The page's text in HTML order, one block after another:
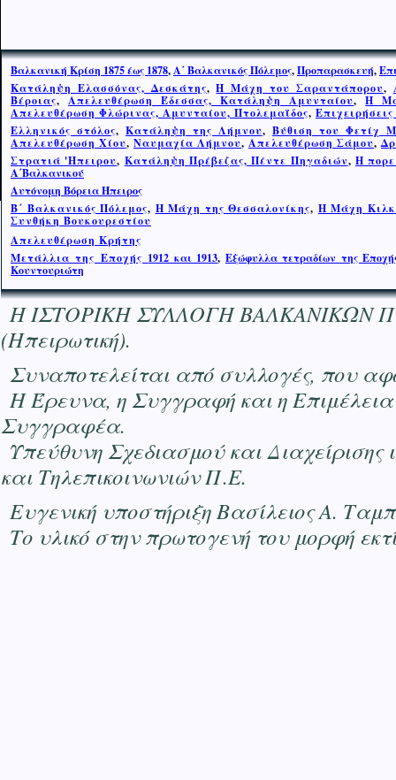
Βαλκανική Κρίση 1875 έως 1878,Α΄ Βαλκανικός Πόλεμος,Προπαρασκευή,
Κατάληψη Ελασσόνας, Δεσκάτης,Η Μάχη του Σαραντάπορου,
Βέροιας,Απελευθέρωση Έδεσσας, Κατάληψη Αμυνταίου,Η
Απελευθέρωση Φλώρινας, Αμυνταίου, Πτολεμαΐδος,
Ελληνικός στόλος, Κατάληψη της Λήμνου, Βύθιση του Φετίχ
Απελευθέρωση Χίου, Ναυμαχία Λήμνου, Απελευθέρωση Σάμου,
Στρατιά 'Ηπειρου, Κατάληψη Πρέβεζας, Πέντε Πηγαδιών,Η
Α΄Βαλκανικού
Αυτόνομη Βόρεια Ήπειρος
Β΄ Βαλκανικός Πόλεμος, Η Μάχη της Θεσσαλονίκης, Η Μάχη
Συνθήκη Βουκουρεστίου
Απελευθέρωση Κρήτης
Μετάλλια της Εποχής 1912 και 1913, Εξώφυλλα τετραδίων της
Κουντουριώτη
Η ΙΣΤΟΡΙΚΗ ΣΥΛΛΟΓΗ ΒΑΛΚΑΝΙΚΩΝ
(Ηπειρωτική).
Συναποτελείται από συλλογές, που
Η Έρευνα, η Συγγραφή και η
Συγγραφέα.
Υπεύθυνη Σχεδιασμού και
και Τηλεπικοινωνιών Π.Ε.
Ευγενική υποστήριξη Βασίλειος Α.
Το υλικό στην πρωτογενή του μορφή